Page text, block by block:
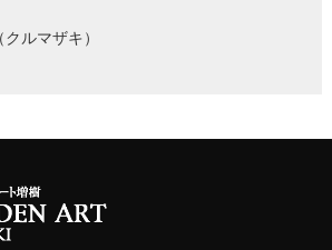
ルマザキ）